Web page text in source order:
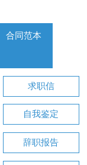
合同范本
求职信
自我鉴定
辞职报告